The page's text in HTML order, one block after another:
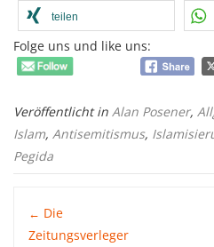
teilen
Folge uns und like uns:
Veröffentlicht in Alan Posener,
Islam, Antisemitismus,
Pegida
Post
← Die
Zeitungsverleger